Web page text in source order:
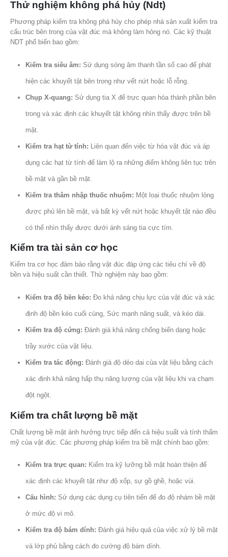
Thử nghiệm không phá hủy (Ndt)
Phương pháp kiểm tra không phá hủy cho phép nhà sản xuất kiểm tra
cấu trúc bên trong của vật đúc mà không làm hỏng nó. Các kỹ thuật
NDT phổ biến bao gồm:
Kiểm tra siêu âm: Sử dụng sóng âm thanh tần số cao để phát
hiện các khuyết tật bên trong như vết nứt hoặc lỗ rỗng.
Chụp X-quang: Sử dụng tia X để trực quan hóa thành phần bên
trong và xác định các khuyết tật không nhìn thấy được trên bề
mặt.
Kiểm tra hạt từ tính: Liên quan đến việc từ hóa vật đúc và áp
dụng các hạt từ tính để làm lộ ra những điểm không liên tục trên
bề mặt và gần bề mặt.
Kiểm tra thâm nhập thuốc nhuộm: Một loại thuốc nhuộm lỏng
được phủ lên bề mặt, và bất kỳ vết nứt hoặc khuyết tật nào đều
có thể nhìn thấy được dưới ánh sáng tia cực tím.
Kiểm tra tài sản cơ học
Kiểm tra cơ học đảm bảo rằng vật đúc đáp ứng các tiêu chí về độ
bền và hiệu suất cần thiết. Thử nghiệm này bao gồm:
Kiểm tra độ bền kéo: Đo khả năng chịu lực của vật đúc và xác
định độ bền kéo cuối cùng, Sức mạnh năng suất, và kéo dài.
Kiểm tra độ cứng: Đánh giá khả năng chống biến dạng hoặc
trầy xước của vật liệu.
Kiểm tra tác động: Đánh giá độ dẻo dai của vật liệu bằng cách
xác định khả năng hấp thụ năng lượng của vật liệu khi va chạm
đột ngột.
Kiểm tra chất lượng bề mặt
Chất lượng bề mặt ảnh hưởng trực tiếp đến cả hiệu suất và tính thẩm
mỹ của vật đúc. Các phương pháp kiểm tra bề mặt chính bao gồm:
Kiểm tra trực quan: Kiểm tra kỹ lưỡng bề mặt hoàn thiện để
xác định các khuyết tật như độ xốp, sự gồ ghề, hoặc vùi.
Cấu hình: Sử dụng các dụng cụ tiên tiến để đo độ nhám bề mặt
ở mức độ vi mô.
Kiểm tra độ bám dính: Đánh giá hiệu quả của việc xử lý bề mặt
và lớp phủ bằng cách đo cường độ bám dính.